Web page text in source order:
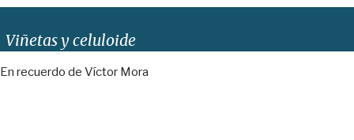
Viñetas y celuloide
En recuerdo de Víctor Mora